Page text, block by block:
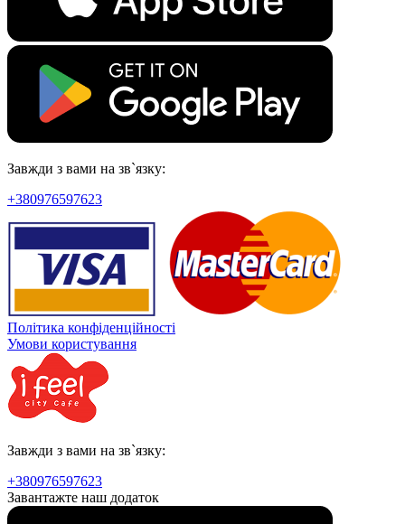
Завжди з вами на зв`язку:
+380976597623
Політика конфіденційності
Умови користування
Завжди з вами на зв`язку:
+380976597623
Завантажте наш додаток